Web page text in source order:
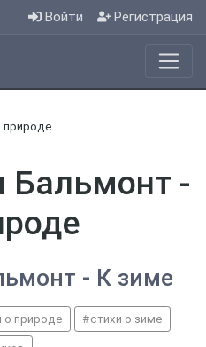
Войти Регистрация
природе
Бальмонт -
- К зиме
о природе стихи о зиме